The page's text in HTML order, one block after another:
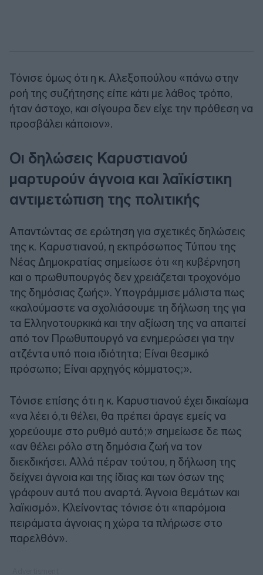
Τόνισε όμως ότι η κ. Αλεξοπούλου «πάνω στην
ροή της συζήτησης είπε κάτι με λάθος τρόπο,
ήταν άστοχο, και σίγουρα δεν είχε την πρόθεση να
προσβάλει κάποιον».
Οι δηλώσεις Καρυστιανού
μαρτυρούν άγνοια και λαϊκίστικη
αντιμετώπιση της πολιτικής
Απαντώντας σε ερώτηση για σχετικές δηλώσεις
της κ. Καρυστιανού, η εκπρόσωπος Τύπου της
Νέας Δημοκρατίας σημείωσε ότι «η κυβέρνηση
και ο πρωθυπουργός δεν χρειάζεται τροχονόμο
της δημόσιας ζωής». Υπογράμμισε μάλιστα πως
«καλούμαστε να σχολιάσουμε τη δήλωση της για
τα Ελληνοτουρκικά και την αξίωση της να απαιτεί
από τον Πρωθυπουργό να ενημερώσει για την
ατζέντα υπό ποια ιδιότητα; Είναι θεσμικό
πρόσωπο; Είναι αρχηγός κόμματος;».
Τόνισε επίσης ότι η κ. Καρυστιανού έχει δικαίωμα
«να λέει ό,τι θέλει, θα πρέπει άραγε εμείς να
χορεύουμε στο ρυθμό αυτό;» σημείωσε δε πως
«αν θέλει ρόλο στη δημόσια ζωή να τον
διεκδικήσει. Αλλά πέραν τούτου, η δήλωση της
δείχνει άγνοια και της ίδιας και των όσων της
γράφουν αυτά που αναρτά. Άγνοια θεμάτων και
λαϊκισμό». Κλείνοντας τόνισε ότι «παρόμοια
πειράματα άγνοιας η χώρα τα πλήρωσε στο
παρελθόν».